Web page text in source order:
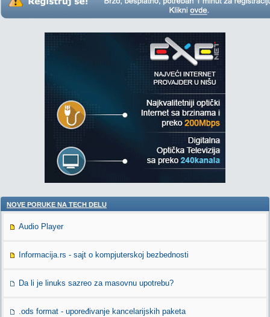
NOVE PORUKE NA TECH DELU
Audio Player
Informacija.rs - sajt o kompjuterskoj bezbednosti
Da li je linuks sazreo za masovnu upotrebu?
.ods format - upoređivanje kancelarijskih paketa